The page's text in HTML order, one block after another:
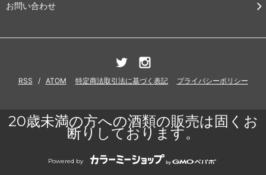
お問い合わせ
RSS / ATOM 特定商法取引法に基づく表記 プライバシーポリシー
20歳未満の方への酒類の販売は固くお
断りしております。
Powered by